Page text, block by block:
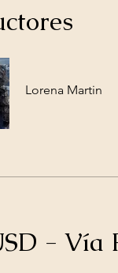
Lorena Martin
- Vía